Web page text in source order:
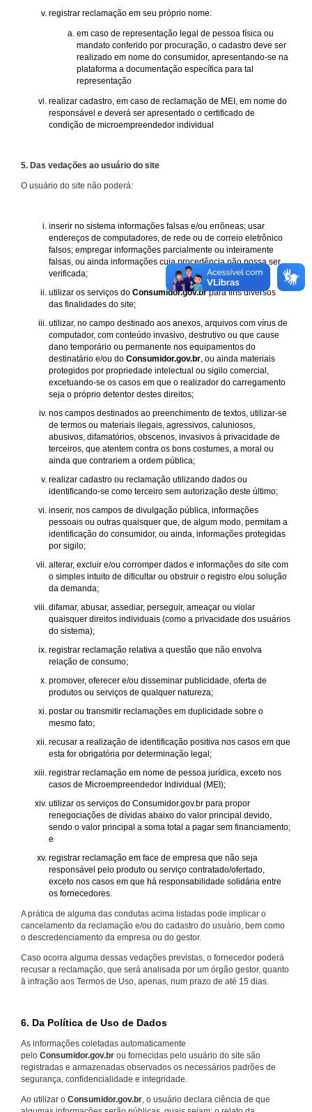
registrar reclamação em seu próprio nome:
em caso de representação legal de pessoa física ou
mandato conferido por procuração, o cadastro deve ser
realizado em nome do consumidor, apresentando-se na
plataforma a documentação específica para tal
representação
realizar cadastro, em caso de reclamação de MEI, em nome do
responsável e deverá ser apresentado o certificado de
condição de microempreendedor individual
5. Das vedações ao usuário do site
O usuário do site não poderá:
inserir no sistema informações falsas e/ou errôneas; usar
endereços de computadores, de rede ou de correio eletrônico
falsos; empregar informações parcialmente ou inteiramente
falsas, ou ainda informações cuja procedência não possa ser
verificada;
utilizar os serviços do Consumidor.gov.brpara fins diversos
das finalidades do site;
utilizar, no campo destinado aos anexos, arquivos com vírus de
computador, com conteúdo invasivo, destrutivo ou que cause
dano temporário ou permanente nos equipamentos do
destinatário e/ou do Consumidor.gov.br , ou ainda materiais
protegidos por propriedade intelectual ou sigilo comercial,
excetuando-se os casos em que o realizador do carregamento
seja o próprio detentor destes direitos;
nos campos destinados ao preenchimento de textos, utilizar-se
de termos ou materiais ilegais, agressivos, caluniosos,
abusivos, difamatórios, obscenos, invasivos à privacidade de
terceiros, que atentem contra os bons costumes, a moral ou
ainda que contrariem a ordem pública;
realizar cadastro ou reclamação utilizando dados ou
identificando-se como terceiro sem autorização deste último;
inserir, nos campos de divulgação pública, informações
pessoais ou outras quaisquer que, de algum modo, permitam a
identificação do consumidor, ou ainda, informações protegidas
por sigilo;
alterar, excluir e/ou corromper dados e informações do site com
o simples intuito de dificultar ou obstruir o registro e/ou solução
da demanda;
difamar, abusar, assediar, perseguir, ameaçar ou violar
quaisquer direitos individuais (como a privacidade dos usuários
do sistema);
registrar reclamação relativa a questão que não envolva
relação de consumo;
promover, oferecer e/ou disseminar publicidade, oferta de
produtos ou serviços de qualquer natureza;
postar ou transmitir reclamações em duplicidade sobre o
mesmo fato;
recusar a realização de identificação positiva nos casos em que
esta for obrigatória por determinação legal;
registrar reclamação em nome de pessoa jurídica, exceto nos
casos de Microempreendedor Individual (MEI);
utilizar os serviços do Consumidor.gov.br para propor
renegociações de dívidas abaixo do valor principal devido,
sendo o valor principal a soma total a pagar sem financiamento;
e
registrar reclamação em face de empresa que não seja
responsável pelo produto ou serviço contratado/ofertado,
exceto nos casos em que há responsabilidade solidária entre
os fornecedores.
A prática de alguma das condutas acima listadas pode implicar o
cancelamento da reclamação e/ou do cadastro do usuário, bem como
o descredenciamento da empresa ou do gestor.
Caso ocorra alguma dessas vedações previstas, o fornecedor poderá
recusar a reclamação, que será analisada por um órgão gestor, quanto
à infração aos Termos de Uso, apenas, num prazo de até 15 dias.
6. Da Política de Uso de Dados
As informações coletadas automaticamente
pelo Consumidor.gov.br ou fornecidas pelo usuário do site são
registradas e armazenadas observados os necessários padrões de
segurança, confidencialidade e integridade.
Ao utilizar o Consumidor.gov.br , o usuário declara ciência de que